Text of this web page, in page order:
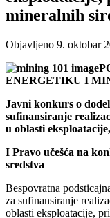
mineralnih
Objavljeno 9. oktobar
ENERGETIKU I
Javni konkurs o
sufinansiranje
u oblasti
I Pravo učešća na
sredstva
Bespovratna
za sufinansiranje
oblasti eksploatacije,